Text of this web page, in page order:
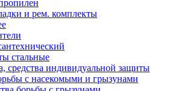
и рем. комплекты
стальные
средства индивидуальной защиты
с насекомыми и грызунами